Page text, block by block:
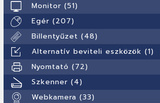
Monitor (51)
Egér (207)
Billentyűzet (48)
Alternatív beviteli eszközök (1)
Nyomtató (72)
Szkenner (4)
Webkamera (33)